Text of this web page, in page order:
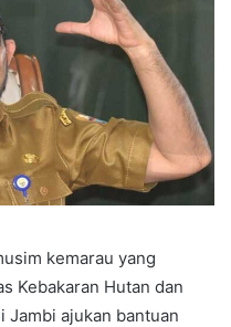
kemarau yang
Kebakaran Hutan dan
Jambi ajukan bantuan